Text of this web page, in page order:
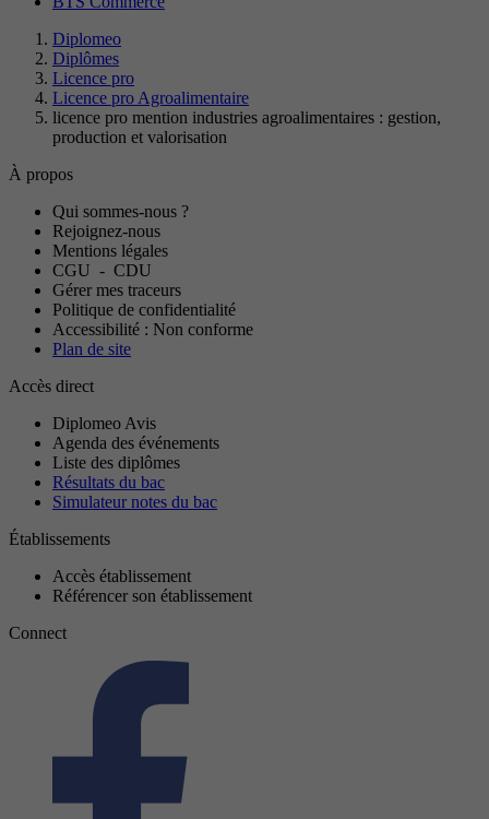
Diplomeo
Diplômes
Licence pro
Licence pro Agroalimentaire
licence pro mention industries agroalimentaires : gestion,
production et valorisation
À propos
Qui sommes-nous ?
Rejoignez-nous
Mentions légales
CGU - CDU
Gérer mes traceurs
Politique de confidentialité
Accessibilité : Non conforme
Plan de site
Accès direct
Diplomeo Avis
Agenda des événements
Liste des diplômes
Résultats du bac
Simulateur notes du bac
Établissements
Accès établissement
Référencer son établissement
Connect